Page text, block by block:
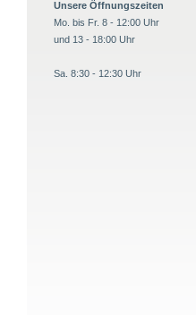
Unsere Öffnungszeiten
Mo. bis Fr. 8 - 12:00 Uhr
und 13 - 18:00 Uhr
Sa. 8:30 - 12:30 Uhr